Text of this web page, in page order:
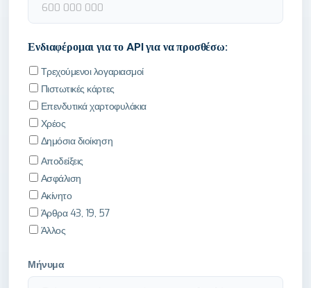
Ενδιαφέρομαι για το API για να προσθέσω:
Τρεχούμενοι λογαριασμοί
Πιστωτικές κάρτες
Επενδυτικά χαρτοφυλάκια
Χρέος
Δημόσια διοίκηση
Αποδείξεις
Ασφάλιση
Ακίνητο
Άρθρα 43, 19, 57
Άλλος
Μήνυμα